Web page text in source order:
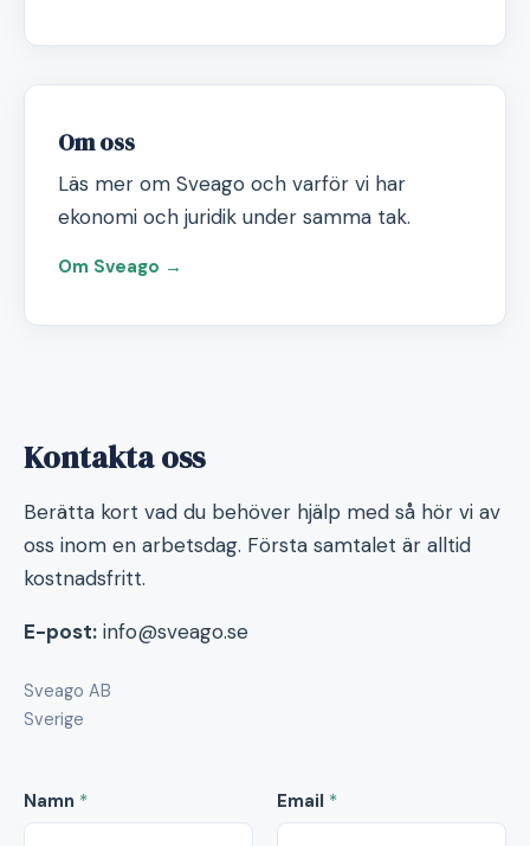
Om oss
Läs mer om Sveago och varför vi har
ekonomi och juridik under samma tak.
Om Sveago →
Kontakta oss
Berätta kort vad du behöver hjälp med så hör vi av
oss inom en arbetsdag. Första samtalet är alltid
kostnadsfritt.
E-post: info@sveago.se
Sveago AB
Sverige
Namn * Email *